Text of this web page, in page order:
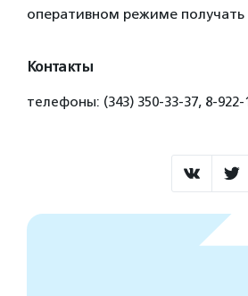
оперативном режиме получать
Контакты
телефоны: (343) 350-33-37, 8-922-